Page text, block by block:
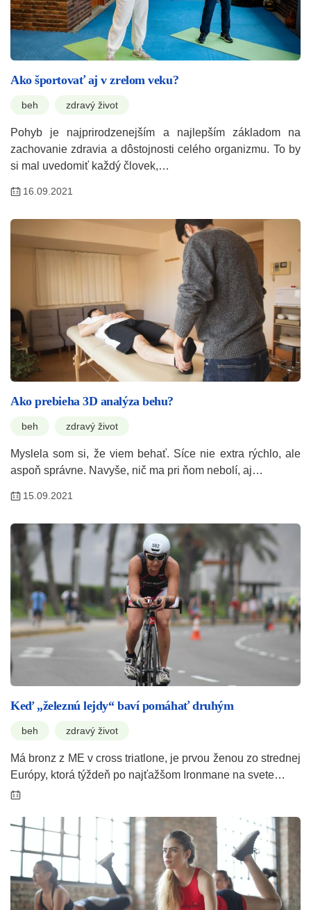
Ako športovať aj v zrelom veku?
beh zdravý život
Pohyb je najprirodzenejším a najlepším základom na
zachovanie zdravia a dôstojnosti celého organizmu. To by
si mal uvedomiť každý človek,…
16.09.2021
Ako prebieha 3D analýza behu?
beh zdravý život
Myslela som si, že viem behať. Síce nie extra rýchlo, ale
aspoň správne. Navyše, nič ma pri ňom nebolí, aj…
15.09.2021
Keď „železnú lejdy“ baví pomáhať druhým
beh zdravý život
Má bronz z ME v cross triatlone, je prvou ženou zo strednej
Európy, ktorá týždeň po najťažšom Ironmane na svete…